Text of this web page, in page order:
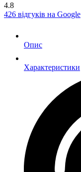
4.8
426 відгуків на Google
Опис
Характеристики